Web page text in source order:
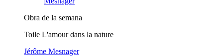
Obra de la semana
Toile L'amour dans la nature
Jérôme Mesnager